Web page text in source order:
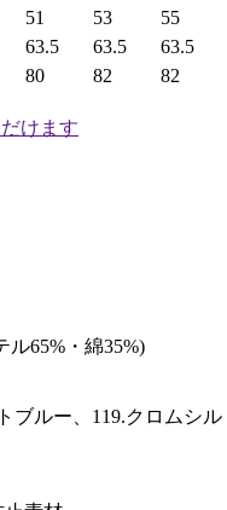
51 53
55
63.5 63.5
63.5
80 82
82
けます
65%・綿35%)
ブルー、119.クロムシル